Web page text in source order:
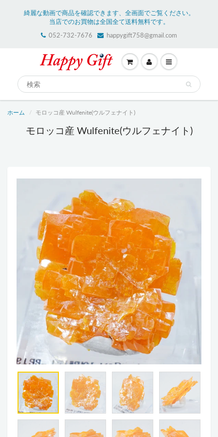
綺麗な動画で商品を確認できます、全画面でご覧ください。
当店でのお買物は全国全て送料無料です。
052-732-7676
happygift758@gmail.com
ホーム モロッコ産 Wulfenite(ウルフェナイト)
モロッコ産 Wulfenite(ウルフェナイト)